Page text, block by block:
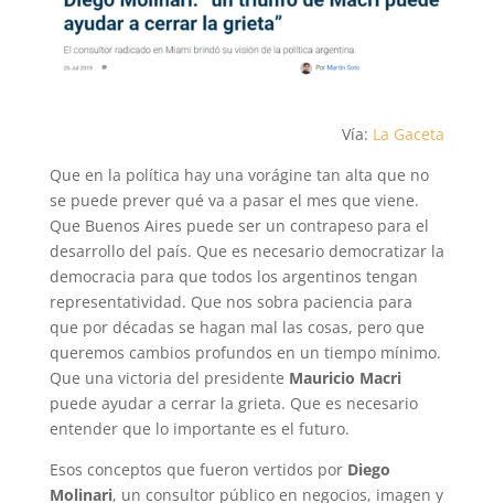
Vía: La Gaceta
Que en la política hay una vorágine tan alta que no
se puede prever qué va a pasar el mes que viene.
Que Buenos Aires puede ser un contrapeso para el
desarrollo del país. Que es necesario democratizar la
democracia para que todos los argentinos tengan
representatividad. Que nos sobra paciencia para
que por décadas se hagan mal las cosas, pero que
queremos cambios profundos en un tiempo mínimo.
Que una victoria del presidente Mauricio Macri
puede ayudar a cerrar la grieta. Que es necesario
entender que lo importante es el futuro.
Esos conceptos que fueron vertidos por Diego
Molinari, un consultor público en negocios, imagen y